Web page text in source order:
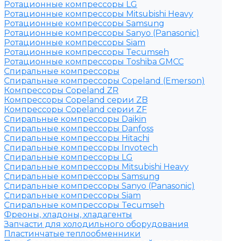
Ротационные компрессоры LG
Ротационные компрессоры Mitsubishi Heavy
Ротационные компрессоры Samsung
Ротационные компрессоры Sanyo (Panasonic)
Ротационные компрессоры Siam
Ротационные компрессоры Tecumseh
Ротационные компрессоры Toshiba GMCC
Спиральные компрессоры
Спиральные компрессоры Copeland (Emerson)
Компрессоры Copeland ZR
Компрессоры Copeland серии ZB
Компрессоры Copeland серии ZF
Спиральные компрессоры Daikin
Спиральные компрессоры Danfoss
Спиральные компрессоры Hitachi
Спиральные компрессоры Invotech
Спиральные компрессоры LG
Спиральные компрессоры Mitsubishi Heavy
Спиральные компрессоры Samsung
Спиральные компрессоры Sanyo (Panasonic)
Спиральные компрессоры Siam
Спиральные компрессоры Tecumseh
Фреоны, хладоны, хладагенты
Запчасти для холодильного оборудования
Пластинчатые теплообменники